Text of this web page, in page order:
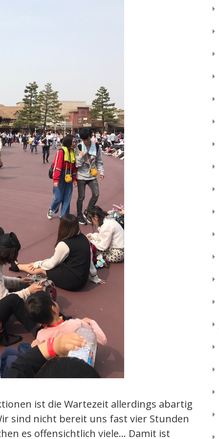
ist die Wartezeit allerdings abartig
sind nicht bereit uns fast vier Stunden
es offensichtlich viele… Damit ist